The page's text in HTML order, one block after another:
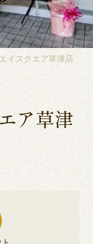
エイスクエア草津店
ア草津